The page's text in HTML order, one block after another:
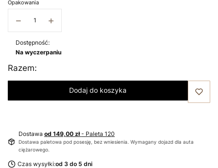
Opakowania
− +
Dostępność:
Na wyczerpaniu
Razem:
Dodaj do koszyka
Dostawa od 149,00 zł- Paleta 120
Dostawa paletowa pod posesję, bez wniesienia. Wymagany dojazd dla auta
ciężarowego.
Czas wysyłki:od 3 do 5 dni